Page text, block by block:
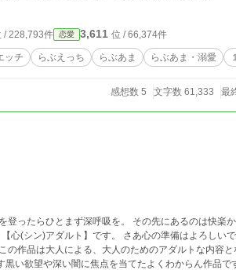
/ 228,793件 恋愛 3,611 位 / 66,374件
ッチ らぶえっち らぶあま らぶあま・溺愛
感想数 5 文字数 61,333 最
さあ心の準備はよろしいですか？ あなたの心、どす黒い汚れがつ
品は大人による、大人のためのアダルトな内容となっております。
黒い欲望や深い闇に焦点を当てたよくわからん作品